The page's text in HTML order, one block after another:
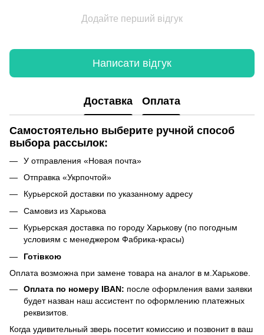
Додайте перший відгук
Написати відгук
Доставка Оплата
Самостоятельно выберите ручной способ
выбора рассылок:
У отправления «Новая почта»
Отправка «Укрпочтой»
Курьерской доставки по указанному адресу
Самовиз из Харькова
Курьерская доставка по городу Харькову (по погодным
условиям с менеджером Фабрика-красы)
Готівкою
Оплата возможна при замене товара на аналог в м.Харькове.
Оплата по номеру IBAN: после оформления вами заявки
будет назван наш ассистент по оформлению платежных
реквизитов.
Когда удивительный зверь посетит комиссию и позвонит в ваш